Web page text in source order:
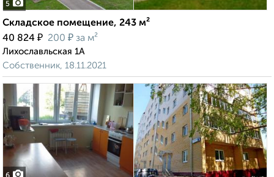
5
Складское помещение, 243 м²
40 824 ₽ 200 ₽ за м²
Лихославльская 1А
Собственник, 18.11.2021